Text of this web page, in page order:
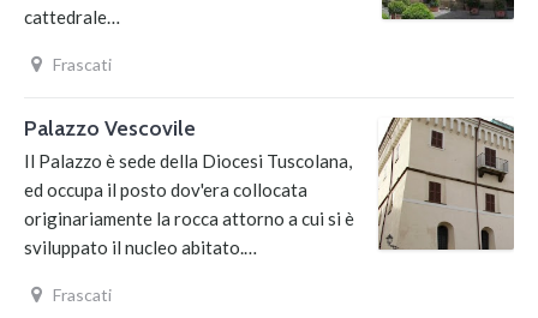
cattedrale…
Frascati
Palazzo Vescovile
Il Palazzo è sede della Diocesi Tuscolana,
ed occupa il posto dov'era collocata
originariamente la rocca attorno a cui si è
sviluppato il nucleo abitato.…
Frascati